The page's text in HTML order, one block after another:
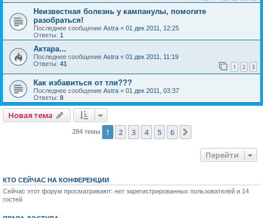
Неизвестная болезнь у кампанулы, помогите
разобраться!
Последнее сообщение Astra « 01 дек 2011, 12:25
Ответы: 1
Актара...
Последнее сообщение Astra « 01 дек 2011, 11:19
Ответы: 41 1 2 3
Как избавиться от тли???
Последнее сообщение Astra « 01 дек 2011, 03:37
Ответы: 8
Новая тема
284 темы 1 2 3 4 5 6
Перейти
КТО СЕЙЧАС НА КОНФЕРЕНЦИИ
Сейчас этот форум просматривают: нет зарегистрированных пользователей и 14
гостей